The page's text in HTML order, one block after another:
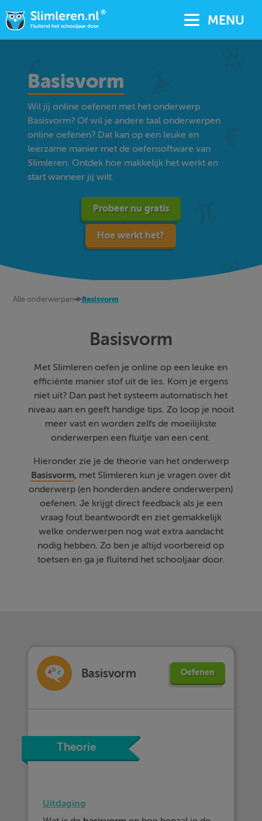
MENU
Basisvorm
Wil jij online oefenen met het onderwerp
Basisvorm? Of wil je andere taal onderwerpen
online oefenen? Dat kan op een leuke en
leerzame manier met de oefensoftware van
Slimleren. Ontdek hoe makkelijk het werkt en
start wanneer jij wilt.
Probeer nu gratis
Hoe werkt het?
Alle onderwerpen Basisvorm
Basisvorm
Met Slimleren oefen je online op een leuke en
efficiënte manier stof uit de les. Kom je ergens
niet uit? Dan past het systeem automatisch het
niveau aan en geeft handige tips. Zo loop je nooit
meer vast en worden zelfs de moeilijkste
onderwerpen een fluitje van een cent.
Hieronder zie je de theorie van het onderwerp
Basisvorm, met Slimleren kun je vragen over dit
onderwerp (en honderden andere onderwerpen)
oefenen. Je krijgt direct feedback als je een
vraag fout beantwoordt en ziet gemakkelijk
welke onderwerpen nog wat extra aandacht
nodig hebben. Zo ben je altijd voorbereid op
toetsen en ga je fluitend het schooljaar door.
Basisvorm Oefenen
Theorie
Uitdaging